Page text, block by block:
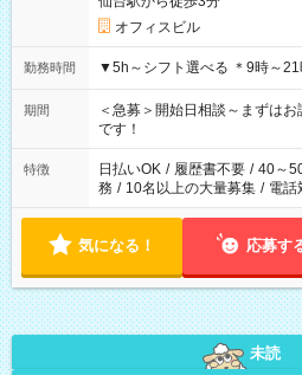
オフィスビル
勤務時間 ▼5h～シフト選
期間
＜急募＞開始日相談～まずは
です！
特徴 日払いOK / 履歴書不要 / 40～
務 / 10名以上の大量募集 / 電話
気になる！ 応募す
未読